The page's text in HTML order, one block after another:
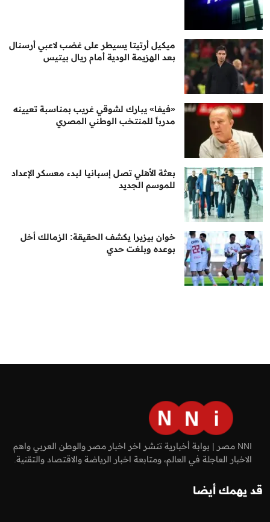
ميكيل أرتيتا يسيطر على غضب لاعبي أرسنال
بعد الهزيمة الودية أمام ريال بيتيس
«فيفا» يبارك لشوقي غريب بمناسبة تعيينه
مدرباً للمنتخب الوطني المصري
بعثة الأهلي تصل إسبانيا لبدء معسكر الإعداد
للموسم الجديد
خوان بيزيرا يكشف الحقيقة: الزمالك أخل
بوعده وبلغت حدي
NNI مصر | بوابة أخبارية تنشر اخر اخبار مصر والوطن العربي واهم
الاخبار العاجلة في العالم، ومتابعة اخبار الرياضة والاقتصاد والتقنية.
قد يهمك أيضا